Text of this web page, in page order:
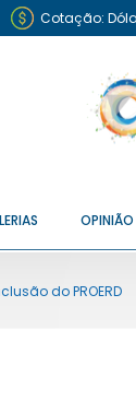
Cotação:
OPINIÃO
do PROERD